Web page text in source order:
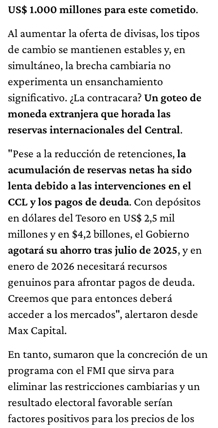
US$ 1.000 millones para este cometido.
Al aumentar la oferta de divisas, los tipos
de cambio se mantienen estables y, en
simultáneo, la brecha cambiaria no
experimenta un ensanchamiento
significativo. ¿La contracara?Un goteo de
moneda extranjera que horada las
reservas internacionales del Central.
"Pese a la reducción de retenciones,la
acumulación de reservas netas ha sido
lenta debido a las intervenciones en el
CCL y los pagos de deuda. Con depósitos
en dólares del Tesoro en US$ 2,5 mil
millones y en $4,2 billones, el Gobierno
agotará su ahorro tras julio de 2025, y en
enero de 2026 necesitará recursos
genuinos para afrontar pagos de deuda.
Creemos que para entonces deberá
acceder a los mercados", alertaron desde
Max Capital.
En tanto, sumaron que la concreción de un
programa con el FMI que sirva para
eliminar las restricciones cambiarias y un
resultado electoral favorable serían
factores positivos para los precios de los